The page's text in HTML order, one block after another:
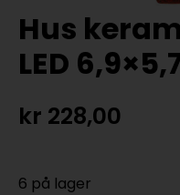
Hus
LED
kr 228,00
6 på lager